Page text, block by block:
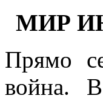
МИР
Прямо
война.